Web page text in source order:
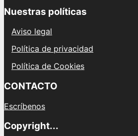
Nuestras políticas
Aviso legal
Política de privacidad
Política de Cookies
CONTACTO
Escríbenos
Copyright...